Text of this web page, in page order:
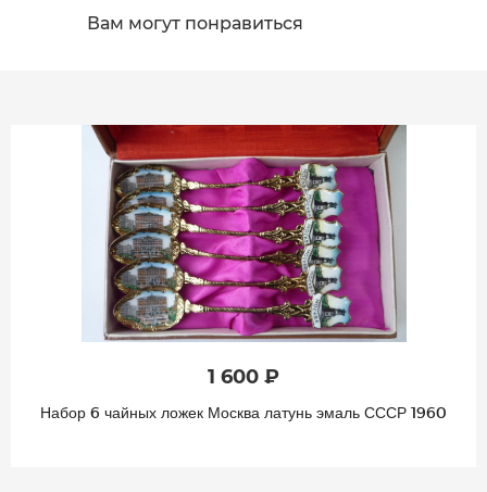
Вам могут понравиться
1 600 ₽
Набор 6 чайных ложек Москва латунь эмаль СССР 1960